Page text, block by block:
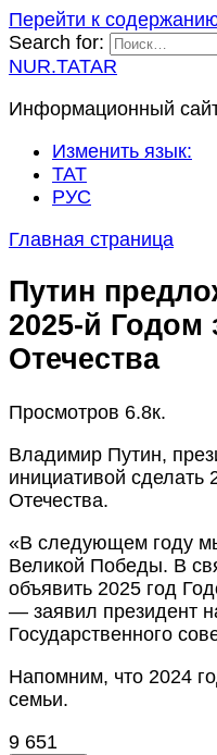
Перейти к
Search for:
NUR.TATAR
Информационный
Изменить язык:
ТАТ
РУС
Главная страница
Путин
2025-й Годом
Отечества
Просмотров 6.8к.
Владимир Путин,
инициативой сделать
Отечества.
«В следующем году
Великой Победы. В
объявить 2025 год
— заявил президент
Государственного
Напомним, что 2024
семьи.
9 651